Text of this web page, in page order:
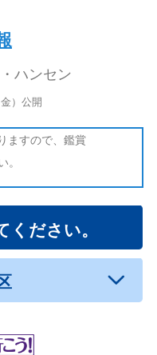
ハンセン
）公開
ますので、鑑賞
。
ください。